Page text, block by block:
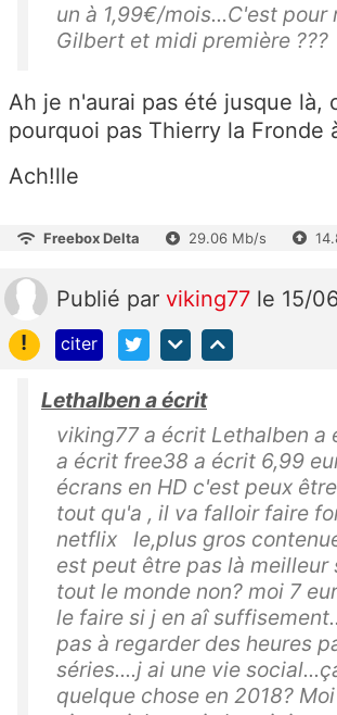
un à 1,99€/mois...C'est pour
Gilbert et midi première ???
Ah je n'aurai pas été jusque là,
pourquoi pas Thierry la Fronde
Ach!lle
Freebox Delta 29.06 Mb/s
Publié par viking77 le 15/
!
citer
Lethalben a écrit
viking77 a écrit Lethalben a
a écrit free38 a écrit 6,99
écrans en HD c'est peux
tout qu'a , il va falloir faire
netflix le,plus gros
est peut être pas là meilleur
tout le monde non? moi 7
le faire si j en aî
pas à regarder des heures
séries....j ai une vie
quelque chose en 2018?